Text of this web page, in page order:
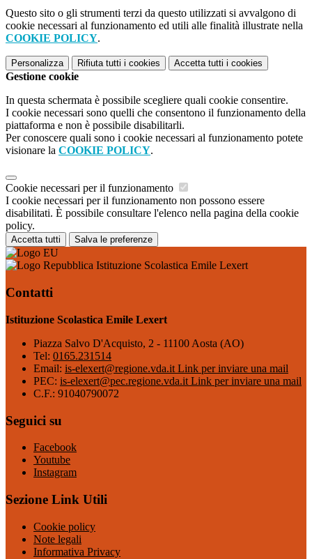
Questo sito o gli strumenti terzi da questo utilizzati si avvalgono di
cookie necessari al funzionamento ed utili alle finalità illustrate nella
COOKIE POLICY.
Personalizza Rifiuta tutti i cookies Accetta tutti i cookies
Gestione cookie
In questa schermata è possibile scegliere quali cookie consentire.
I cookie necessari sono quelli che consentono il funzionamento della
piattaforma e non è possibile disabilitarli.
Per conoscere quali sono i cookie necessari al funzionamento potete
visionare la COOKIE POLICY.
Cookie necessari per il funzionamento
I cookie necessari per il funzionamento non possono essere
disabilitati. È possibile consultare l'elenco nella pagina della cookie
policy.
Accetta tutti Salva le preferenze
Istituzione Scolastica Emile Lexert
Contatti
Istituzione Scolastica Emile Lexert
Piazza Salvo D'Acquisto, 2 - 11100 Aosta (AO)
Tel: 0165.231514
Email: is-elexert@regione.vda.it Link per inviare una mail
PEC: is-elexert@pec.regione.vda.it Link per inviare una mail
C.F.: 91040790072
Seguici su
Facebook
Youtube
Instagram
Sezione Link Utili
Cookie policy
Note legali
Informativa Privacy